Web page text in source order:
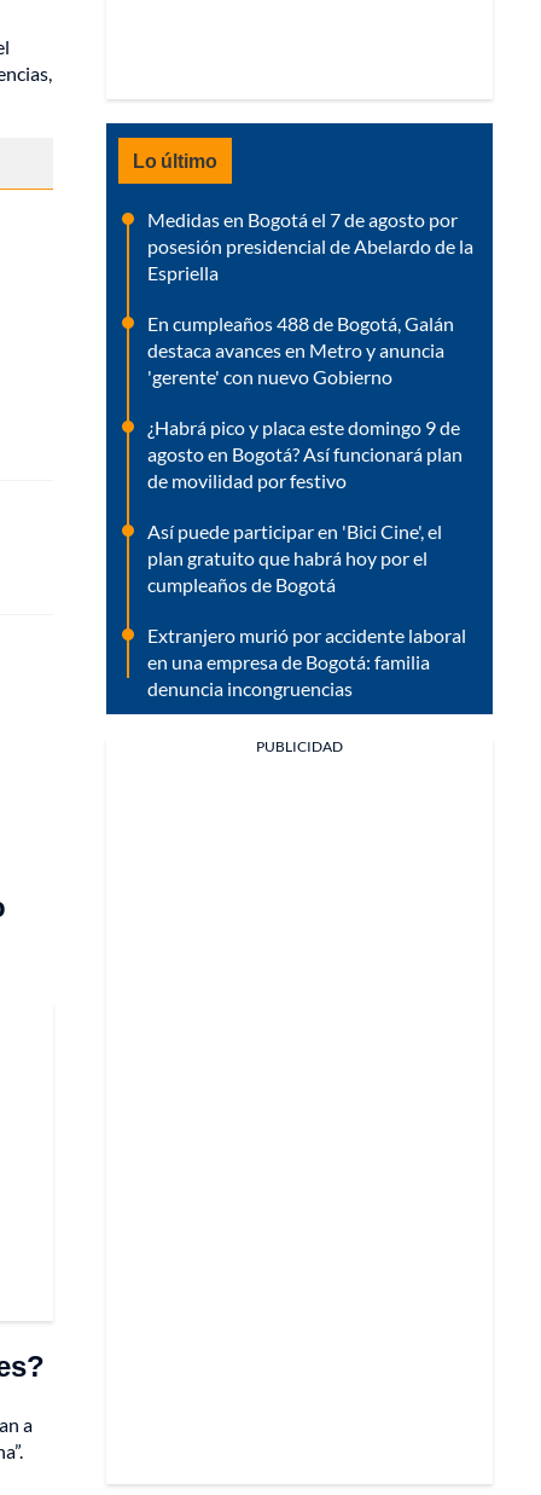
a
Lo último
Medidas en Bogotá el 7 de agosto por
posesión presidencial de Abelardo de la
Espriella
En cumpleaños 488 de Bogotá, Galán
destaca avances en Metro y anuncia
'gerente' con nuevo Gobierno
¿Habrá pico y placa este domingo 9 de
agosto en Bogotá? Así funcionará plan
de movilidad por festivo
Así puede participar en 'Bici Cine', el
plan gratuito que habrá hoy por el
cumpleaños de Bogotá
Extranjero murió por accidente laboral
en una empresa de Bogotá: familia
denuncia incongruencias
PUBLICIDAD